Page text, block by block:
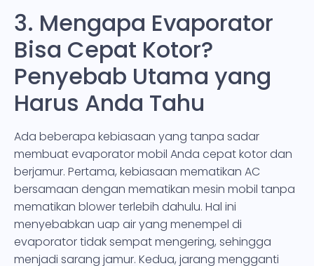
3. Mengapa Evaporator
Bisa Cepat Kotor?
Penyebab Utama yang
Harus Anda Tahu
Ada beberapa kebiasaan yang tanpa sadar
membuat evaporator mobil Anda cepat kotor dan
berjamur. Pertama, kebiasaan mematikan AC
bersamaan dengan mematikan mesin mobil tanpa
mematikan blower terlebih dahulu. Hal ini
menyebabkan uap air yang menempel di
evaporator tidak sempat mengering, sehingga
menjadi sarang jamur. Kedua, jarang mengganti